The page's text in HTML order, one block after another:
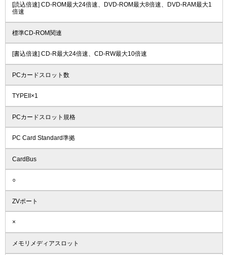
[読込倍速] CD-ROM最大24倍速、DVD-ROM最大8倍速、DVD-RAM最大1
倍速
標準CD-ROM関連
[書込倍速] CD-R最大24倍速、CD-RW最大10倍速
PCカードスロット数
TYPEII×1
PCカードスロット規格
PC Card Standard準拠
CardBus
○
ZVポート
×
メモリメディアスロット